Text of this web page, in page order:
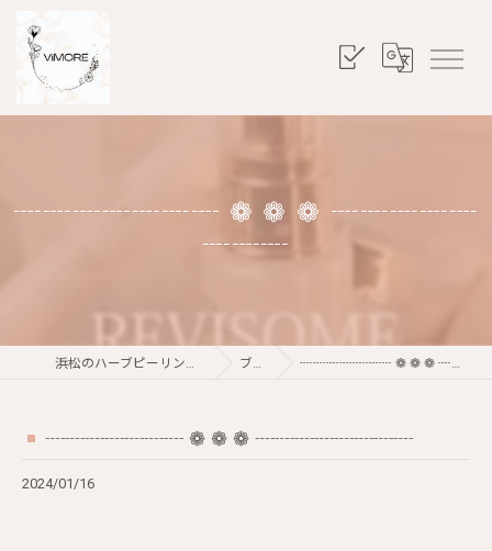
┈┈┈┈┈┈┈ ❁ ❁ ❁ ┈┈┈┈┈
┈┈┈
浜松のハーブピーリングならViMORE ブログ ┈┈┈┈┈┈┈ ❁ ❁ ❁ ┈┈┈┈┈┈┈┈
┈┈┈┈┈┈┈ ❁ ❁ ❁ ┈┈┈┈┈┈┈┈
2024/01/16